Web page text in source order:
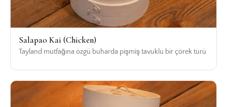
Salapao Kai (Chicken)
Tayland mutfağına özgü buharda pişmiş tavuklu bir çörek türü